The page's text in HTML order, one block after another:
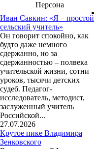
Персона
Иван Савкин: «Я – простой
сельский учитель»
Он говорит спокойно, как
будто даже немного
сдержанно, но за
сдержанностью – полвека
учительской жизни, сотни
уроков, тысячи детских
судеб. Педагог-
исследователь, методист,
заслуженный учитель
Российской...
27.07.2026
Крутое пике Владимира
Зенковского